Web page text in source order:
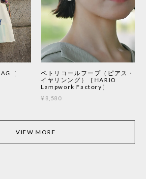
［
ペトリコールフープ（ピアス・
イヤリンング）［HARIO
Lampwork Factory］
¥8,580
VIEW MORE